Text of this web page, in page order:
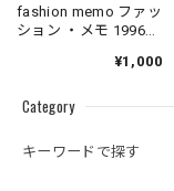
Category
キーワードで探す
fashion memo ファッ
ション ・メモ 1996．
¥1,000